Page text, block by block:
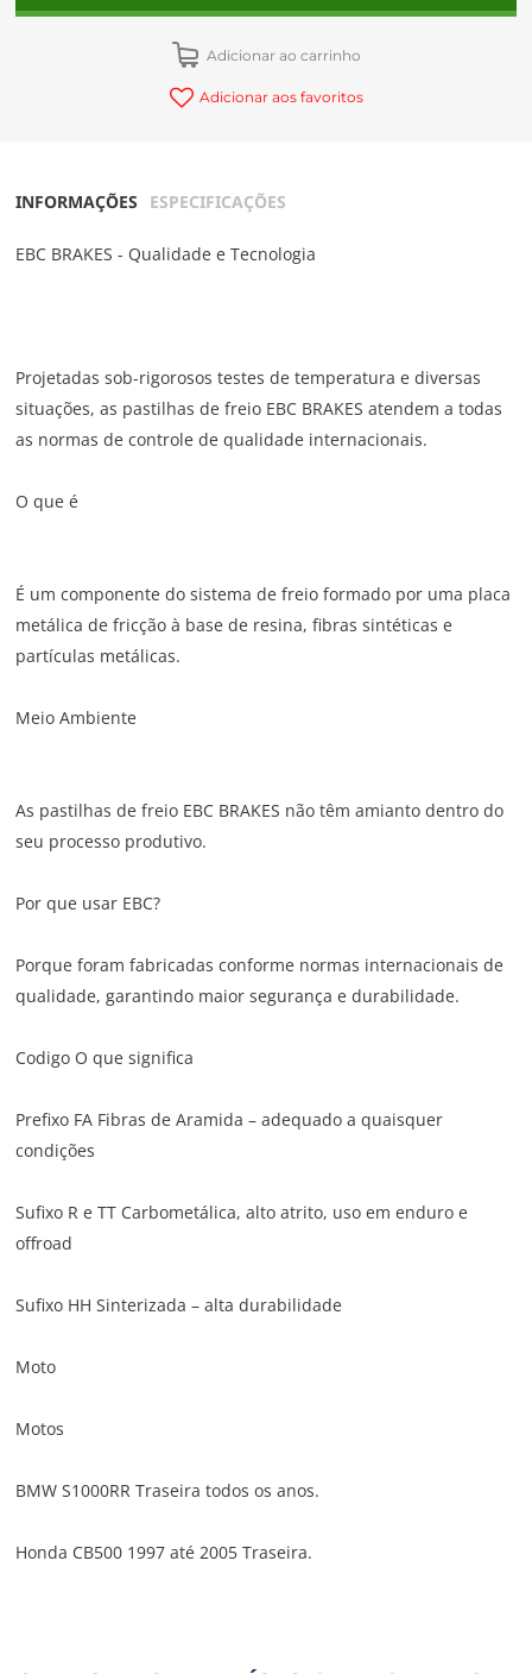
Adicionar ao carrinho
Adicionar aos favoritos
INFORMAÇÕES ESPECIFICAÇÕES
EBC BRAKES - Qualidade e Tecnologia
Projetadas sob-rigorosos testes de temperatura e diversas
situações, as pastilhas de freio EBC BRAKES atendem a todas
as normas de controle de qualidade internacionais.
O que é
É um componente do sistema de freio formado por uma placa
metálica de fricção à base de resina, fibras sintéticas e
partículas metálicas.
Meio Ambiente
As pastilhas de freio EBC BRAKES não têm amianto dentro do
seu processo produtivo.
Por que usar EBC?
Porque foram fabricadas conforme normas internacionais de
qualidade, garantindo maior segurança e durabilidade.
Codigo O que significa
Prefixo FA Fibras de Aramida – adequado a quaisquer
condições
Sufixo R e TT Carbometálica, alto atrito, uso em enduro e
offroad
Sufixo HH Sinterizada – alta durabilidade
Moto
Motos
BMW S1000RR Traseira todos os anos.
Honda CB500 1997 até 2005 Traseira.